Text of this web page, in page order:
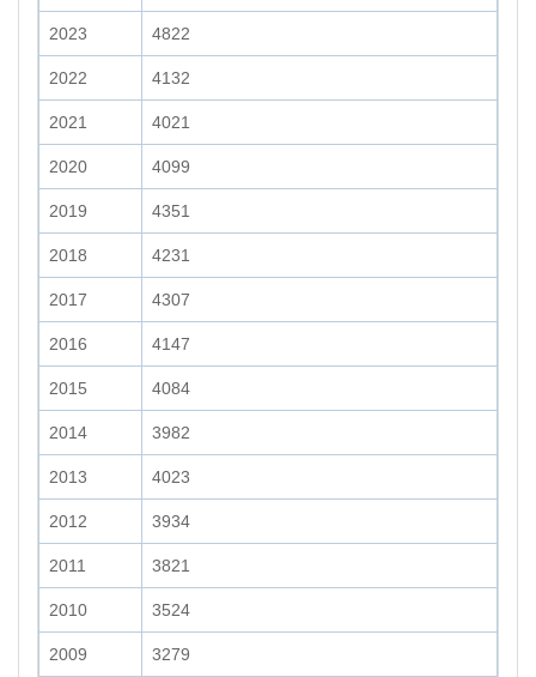
2023 4822
2022 4132
2021 4021
2020 4099
2019 4351
2018 4231
2017 4307
2016 4147
2015 4084
2014 3982
2013 4023
2012 3934
2011 3821
2010 3524
2009 3279